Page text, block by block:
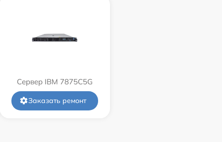
Сервер IBM 7875C5G
Заказать ремонт